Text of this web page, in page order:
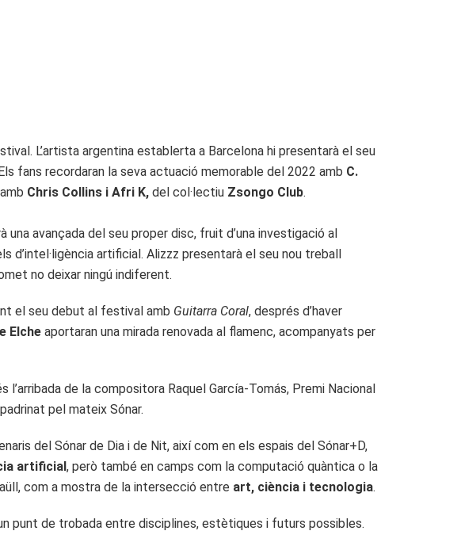
L’artista argentina establerta a Barcelona hi presentarà el seu
fans recordaran la seva actuació memorable del 2022 amb C.
Chris Collins i Afri K, del col·lectiu Zsongo Club.
una avançada del seu proper disc, fruit d’una investigació al
d’intel·ligència artificial. Alizzz presentarà el seu nou treball
no deixar ningú indiferent.
el seu debut al festival amb Guitarra Coral, després d’haver
Elche aportaran una mirada renovada al flamenc, acompanyats per
l’arribada de la compositora Raquel García-Tomás, Premi Nacional
pel mateix Sónar.
del Sónar de Dia i de Nit, així com en els espais del Sónar+D,
artificial, però també en camps com la computació quàntica o la
com a mostra de la intersecció entre art, ciència i tecnologia.
punt de trobada entre disciplines, estètiques i futurs possibles.